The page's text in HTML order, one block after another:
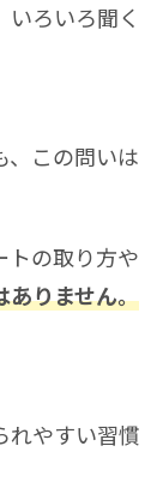
いろいろ聞く
、この問いは
トの取り方や
ありません。
れやすい習慣